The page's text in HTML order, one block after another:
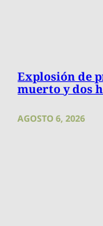
Explosión de
muerto y dos
AGOSTO 6, 2026